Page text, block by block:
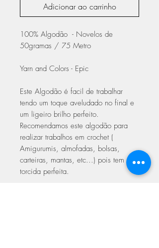
Adicionar ao carrinho
100% Algodão - Novelos de
50gramas / 75 Metro
Yarn and Colors - Epic
Este Algodão é facil de trabalhar
tendo um toque aveludado no final e
um ligeiro brilho perfeito.
Recomendamos este algodão para
realizar trabalhos em crochet (
Amigurumis, almofadas, bolsas,
carteiras, mantas, etc...) pois tem a
torcida perfeita.